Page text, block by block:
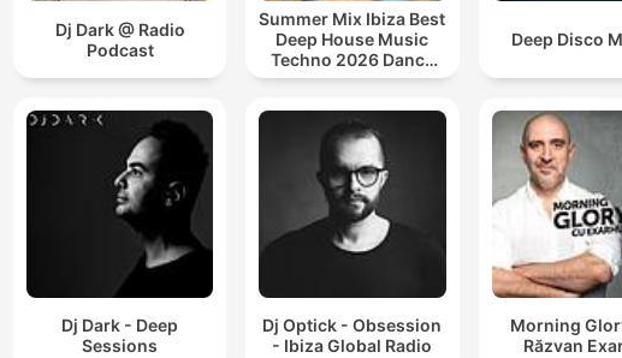
Dj Dark @ Radio
Podcast
Summer Mix Ibiza Best
Deep House Music
Techno 2026 Dance
Chill Out Lounge
Deep Disco
Dj Dark - Deep
Sessions
Dj Optick - Obsession
- Ibiza Global Radio
Morning
Răzvan